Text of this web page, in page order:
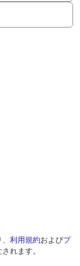
利用規約およびプ
れます。